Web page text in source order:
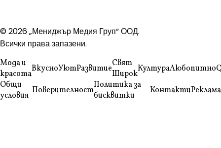
© 2026 „Мениджър Медия Груп“ ООД.
Всички права запазени.
Мода и
красотаВкусноУютРазвитиеСвят
ШирокКултураЛюбопитно
Общи
условия ПоверителностПолитика за
бисквитки
КонтактиРеклама